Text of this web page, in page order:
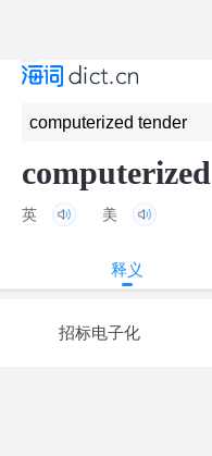
英 美
释义
招标电子化